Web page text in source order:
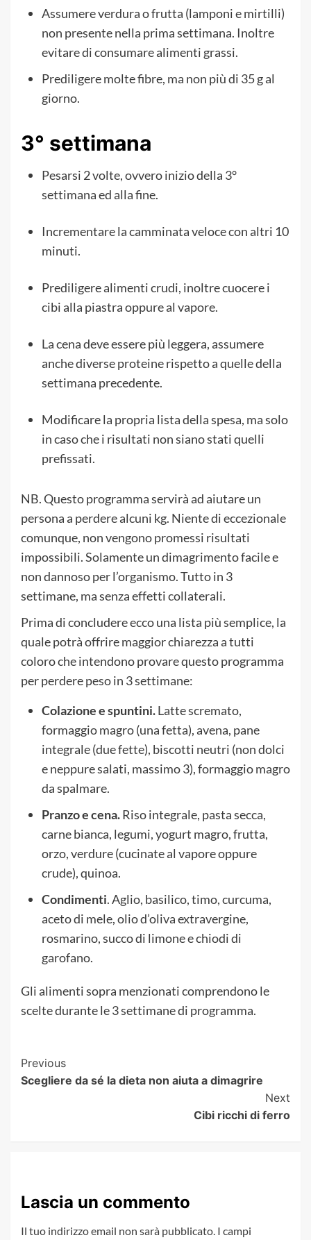
Assumere verdura o frutta (lamponi e mirtilli)
non presente nella prima settimana. Inoltre
evitare di consumare alimenti grassi.
Prediligere molte fibre, ma non più di 35 g al
giorno.
3° settimana
Pesarsi 2 volte, ovvero inizio della 3°
settimana ed alla fine.
Incrementare la camminata veloce con altri 10
minuti.
Prediligere alimenti crudi, inoltre cuocere i
cibi alla piastra oppure al vapore.
La cena deve essere più leggera, assumere
anche diverse proteine rispetto a quelle della
settimana precedente.
Modificare la propria lista della spesa, ma solo
in caso che i risultati non siano stati quelli
prefissati.
NB. Questo programma servirà ad aiutare un
persona a perdere alcuni kg. Niente di eccezionale
comunque, non vengono promessi risultati
impossibili. Solamente un dimagrimento facile e
non dannoso per l’organismo. Tutto in 3
settimane, ma senza effetti collaterali.
Prima di concludere ecco una lista più semplice, la
quale potrà offrire maggior chiarezza a tutti
coloro che intendono provare questo programma
per perdere peso in 3 settimane:
Colazione e spuntini.Latte scremato,
formaggio magro (una fetta), avena, pane
integrale (due fette), biscotti neutri (non dolci
e neppure salati, massimo 3), formaggio magro
da spalmare.
Pranzo e cena.Riso integrale, pasta secca,
carne bianca, legumi, yogurt magro, frutta,
orzo, verdure (cucinate al vapore oppure
crude), quinoa.
Condimenti. Aglio, basilico, timo, curcuma,
aceto di mele, olio d’oliva extravergine,
rosmarino, succo di limone e chiodi di
garofano.
Gli alimenti sopra menzionati comprendono le
scelte durante le 3 settimane di programma.
Post
Navigation
Previous
Scegliere da sé la dieta non aiuta a dimagrire
Next
Cibi ricchi di ferro
Lascia un commento
Il tuo indirizzo email non sarà pubblicato. I campi